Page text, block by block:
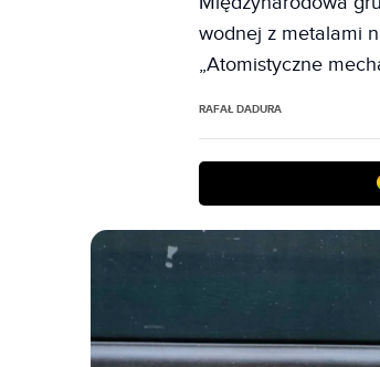
wodnej z metalami
„Atomistyczne
RAFAŁ DADURA